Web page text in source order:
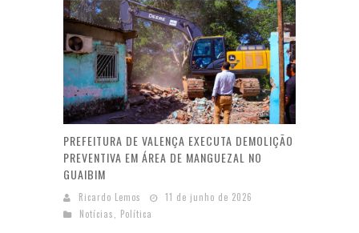
DIVISÃO DAS TAREFAS DOMÉSTICAS GANHA PROTAGONISMO NO DIA DOS PAIS
PROJETO BI-BI CAPACITA 30 EDUCADORES EM IBIPEBA PARA FORTALECER A FORMAÇÃO DE LEITORES
NEM TODO EMAGRECIMENTO É IGUAL: ENTENDA AS DIFERENÇAS ENTRE MEDICAMENTOS E CIRURGIA BARIÁTRICA
MOUNJARO E SAÚDE DOS OLHOS: ESPECIALISTA EXPLICA OS CUIDADOS PARA QUEM TEM DIABETES
PREFEITURA DE VALENÇA EXECUTA DEMOLIÇÃO
PREVENTIVA EM ÁREA DE MANGUEZAL NO
GUAIBIM
Ricardo Lemos
11 de junho de 2026
Notícias
Política